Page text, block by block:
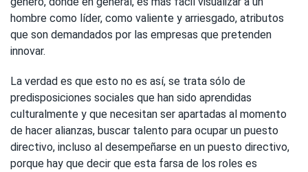
hombre como líder, como valiente y arriesgado, atributos
que son demandados por las empresas que pretenden
innovar.
La verdad es que esto no es así, se trata sólo de
predisposiciones sociales que han sido aprendidas
culturalmente y que necesitan ser apartadas al momento
de hacer alianzas, buscar talento para ocupar un puesto
directivo, incluso al desempeñarse en un puesto directivo,
porque hay que decir que esta farsa de los roles es